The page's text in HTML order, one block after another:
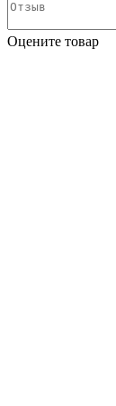
Оцените товар